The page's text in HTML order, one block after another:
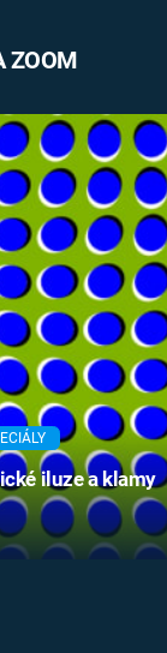
ZOOM
iluze a klamy